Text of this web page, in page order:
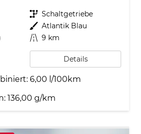
Getriebe Schaltgetriebe
Außenfarbe Atlantik Blau
Kilometerstand 9 km
Details
6,00 l/100km
136,00 g/km